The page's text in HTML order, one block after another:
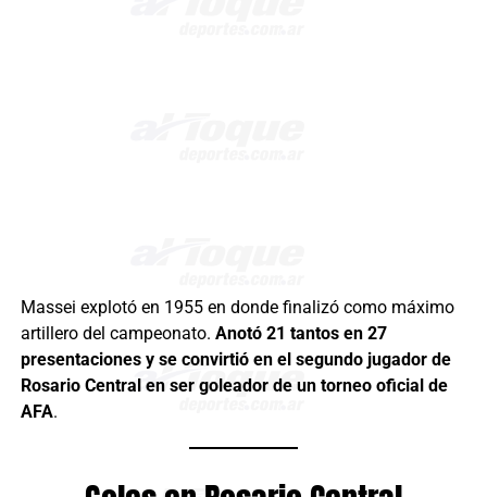
Massei explotó en 1955 en donde finalizó como máximo
artillero del campeonato. Anotó 21 tantos en 27
presentaciones y se convirtió en el segundo jugador de
Rosario Central en ser goleador de un torneo oficial de
AFA.